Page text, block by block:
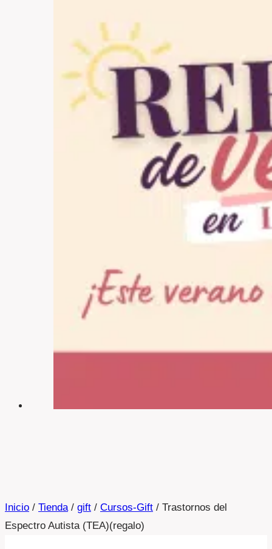
Inicio / Tienda / gift / Cursos-Gift / Trastornos del
Espectro Autista (TEA)(regalo)